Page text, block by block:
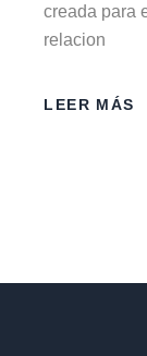
creada para
relacion
LEER MÁS